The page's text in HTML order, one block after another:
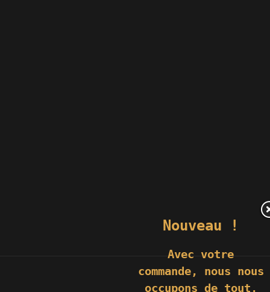
Nouveau !
Avec votre
commande, nous nous
occupons de tout,